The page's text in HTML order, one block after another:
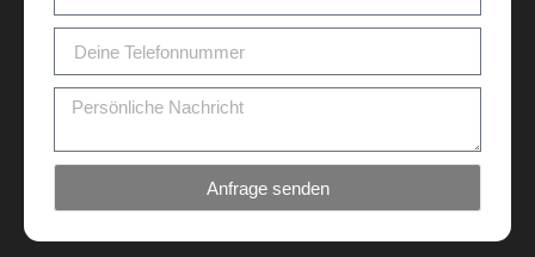
Anfrage senden